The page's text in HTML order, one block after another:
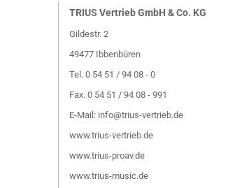
TRIUS Vertrieb GmbH & Co. KG
Gildestr. 2
49477 Ibbenbüren
Tel. 0 54 51 / 94 08 - 0
Fax. 0 54 51 / 94 08 - 991
E-Mail: info@trius-vertrieb.de
www.trius-vertrieb.de
www.trius-proav.de
www.trius-music.de